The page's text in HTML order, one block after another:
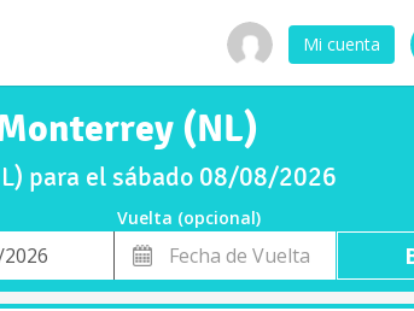
Mi cuenta
(NL)
para el sábado 08/08/2026
Vuelta (opcional)
Fecha
de
Vuelta